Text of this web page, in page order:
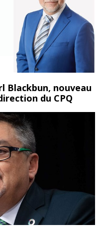
Blackbun, nouveau
du CPQ